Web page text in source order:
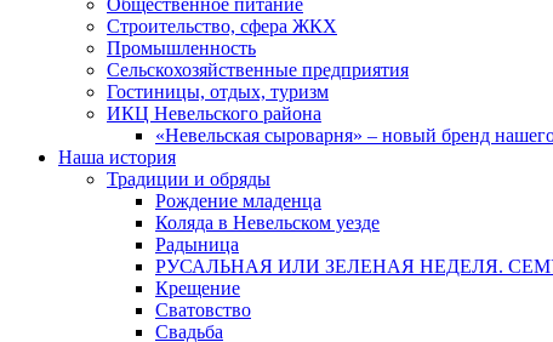
Строительство, сфера ЖКХ
Промышленность
Сельскохозяйственные предприятия
Гостиницы, отдых, туризм
ИКЦ Невельского района
«Невельская сыроварня» – новый бренд
Наша история
Традиции и обряды
Рождение младенца
Коляда в Невельском уезде
Радыница
РУСАЛЬНАЯ ИЛИ ЗЕЛЕНАЯ НЕДЕЛЯ.
Крещение
Сватовство
Свадьба